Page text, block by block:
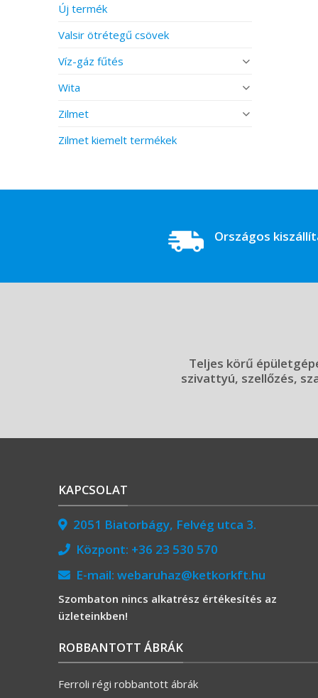
Új termék
Valsir ötrétegű csövek
Víz-gáz fűtés
Wita
Zilmet
Zilmet kiemelt termékek
Országos
Teljes körű
szivattyú, szellőzés,
KAPCSOLAT
2051 Biatorbágy, Felvég utca 3.
Központ: +36 23 530 570
E-mail: webaruhaz@ketkorkft.hu
Szombaton nincs alkatrész értékesítés az
üzleteinkben!
ROBBANTOTT ÁBRÁK
Ferroli régi robbantott ábrák